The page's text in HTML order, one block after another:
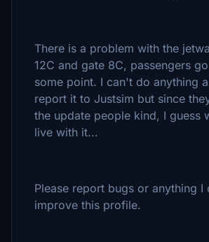
There is a problem with the
12C and gate 8C, passengers
some point. I can't do anything
report it to Justsim but since
the update people kind, I guess
live with it...
Please report bugs or anything I
improve this profile.